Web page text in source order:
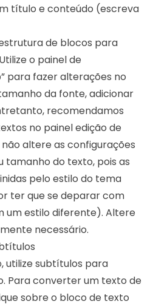
título e conteúdo (escreva
de blocos para
o painel de
para fazer alterações no
da fonte, adicionar
recomendamos
no painel edição de
altere as configurações
tamanho do texto, pois as
pelo estilo do tema
ter que se deparar com
um estilo diferente). Altere
necessário.
utilize subtítulos para
Para converter um texto de
sobre o bloco de texto